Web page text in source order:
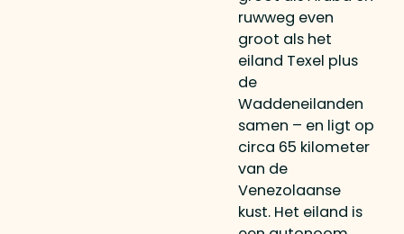
ruwweg even
groot als het
eiland Texel plus
de
Waddeneilanden
samen – en ligt op
circa 65 kilometer
van de
Venezolaanse
kust. Het eiland is